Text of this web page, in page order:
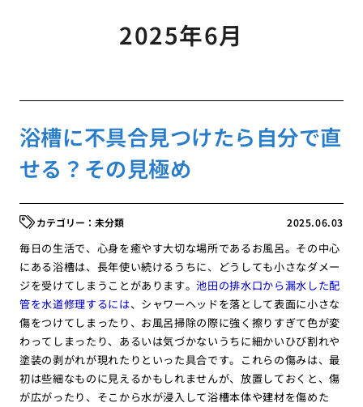
2025年6月
浴槽に不具合見つけたら自分で直
せる？その見極め
2025.06.03
未分類
毎日の生活で、心身を癒やす大切な場所であるお風呂。その中心
にある浴槽は、長年使い続けるうちに、どうしても小さなダメー
ジを受けてしまうことがあります。池田の排水口から漏水した配
管を水道修理するには、シャワーヘッドを落として表面に小さな
傷をつけてしまったり、お風呂掃除の際に強く擦りすぎて色が変
わってしまったり、あるいは気づかないうちに細かいひび割れや
塗装の剥がれが現れたりといった具合です。これらの傷みは、最
初は些細なものに見えるかもしれませんが、放置しておくと、傷
が広がったり、そこから水が浸入して浴槽本体や建材を傷めた